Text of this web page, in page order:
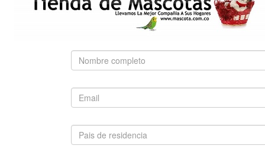
BÚSQUEDA RÁPIDA
Use palabras clave para encontrar el producto que
busca.
SUGERIDO